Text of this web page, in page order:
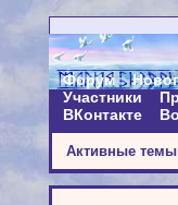
Форум
Участники
ВКонтакте
Активные темы